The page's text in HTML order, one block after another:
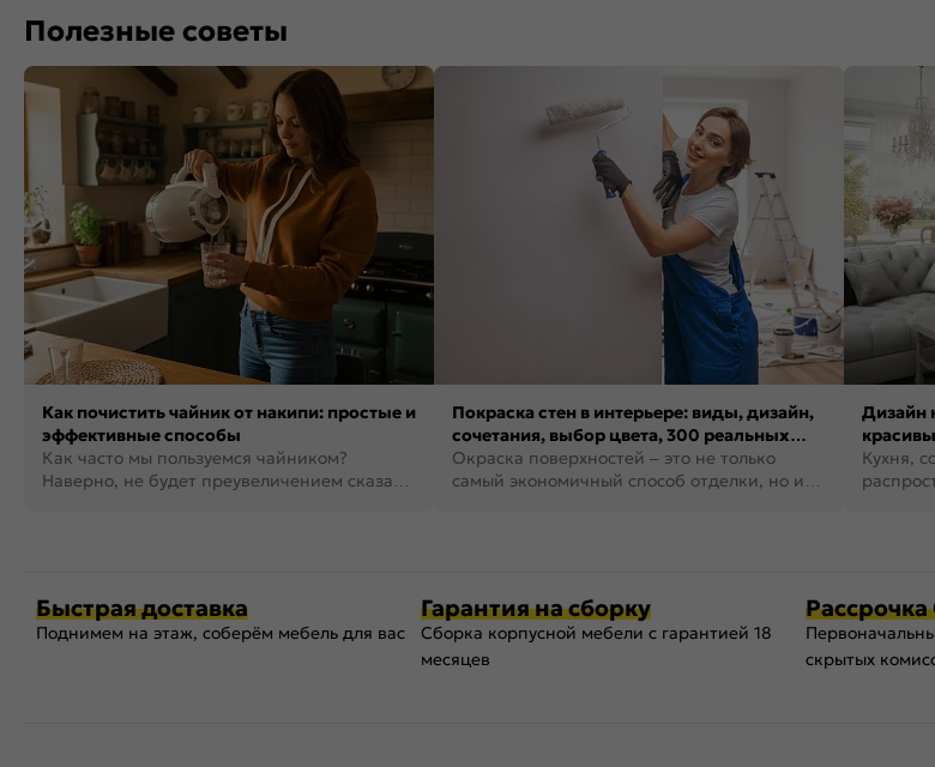
Полезные советы
Как почистить чайник от накипи: простые и
эффективные способы
Как часто мы пользуемся чайником?
Наверно, не будет преувеличением сказать,
Покраска стен в интерьере: виды, дизайн,
сочетания, выбор цвета, 300 реальных
фото
Окраска поверхностей – это не только
самый экономичный способ отделки, но и
Дизайн
Кухня,
Быстрая доставка
Поднимем на этаж, соберём мебель для вас
Гарантия на сборку
Сборка корпусной мебели с гарантией 18
месяцев
скрытых